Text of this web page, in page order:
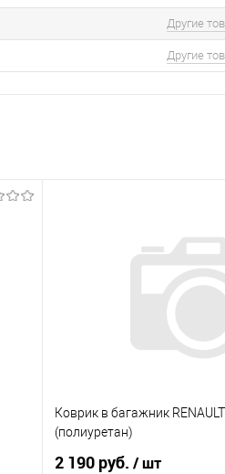
Другие
Другие
Коврик в багажник
(полиуретан)
2 190 руб. / шт